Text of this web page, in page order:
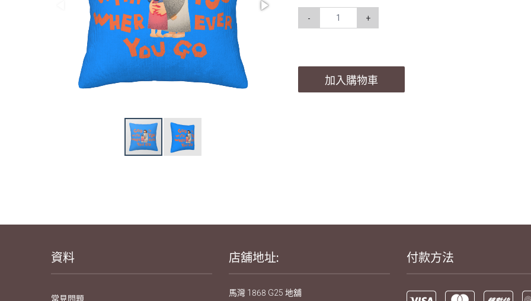
- +
加入購物車
資料
常見問題
店舖地址:
馬灣 1868 G25 地舖
付款方法